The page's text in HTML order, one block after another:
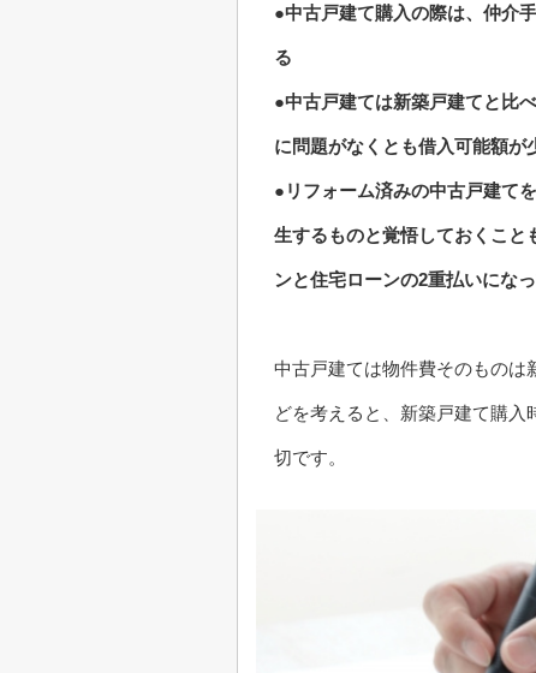
●中古戸建て購入の際は、仲介
る
●中古戸建ては新築戸建てと比
に問題がなくとも借入可能額が
●リフォーム済みの中古戸建て
生するものと覚悟しておくこと
ンと住宅ローンの2重払いにな
中古戸建ては物件費そのものは
どを考えると、新築戸建て購
切です。